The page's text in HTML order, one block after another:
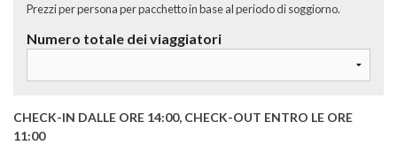
Prezzi per persona per pacchetto in base al periodo di soggiorno.
Numero totale dei viaggiatori
CHECK-IN DALLE ORE 14:00, CHECK-OUT ENTRO LE ORE
11:00